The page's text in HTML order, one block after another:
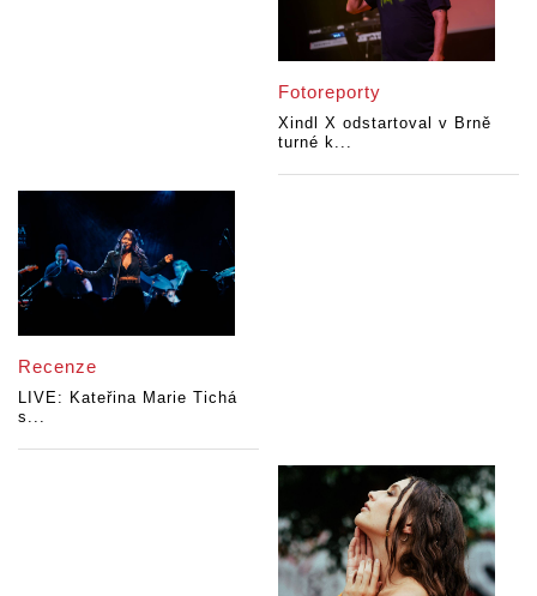
Fotoreporty
Xindl X odstartoval v Brně
turné k...
Recenze
LIVE: Kateřina Marie Tichá
s...